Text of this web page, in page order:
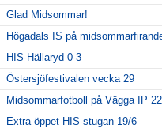
Glad Midsommar!
Högadals IS på
HIS-Hällaryd 0-3
Östersjöfestivalen vecka 29
Midsommarfotboll på Vägga IP
Extra öppet HIS-stugan 19/6